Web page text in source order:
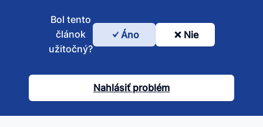
Bol
článok
užitočný?
Bol tento
článok
užitočný?
Áno Nie
Nahlásiť problém